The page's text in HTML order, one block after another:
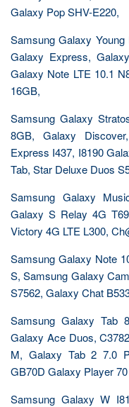
Galaxy Pop SHV-E220,
Samsung Galaxy
Galaxy Express,
Galaxy Note LTE 10.1
16GB,
Samsung Galaxy
8GB, Galaxy
Express I437, I8190
Tab, Star Deluxe Duos
Samsung Galaxy
Galaxy S Relay 4G
Victory 4G LTE L300,
Samsung Galaxy Note
S, Samsung Galaxy
S7562, Galaxy Chat
Samsung Galaxy Tab
Galaxy Ace Duos,
M, Galaxy Tab 2 7.0
GB70D Galaxy Player
Samsung Galaxy W